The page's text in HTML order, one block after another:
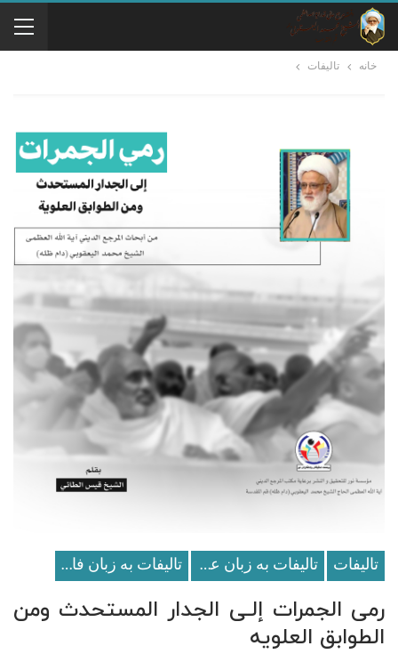
خانه تالیفات
تالیفات تالیفات به زبان عربی تالیفات به زبان فارسی
رمی الجمرات إلـى الجدار المستحدث ومن
الطوابق العلویه